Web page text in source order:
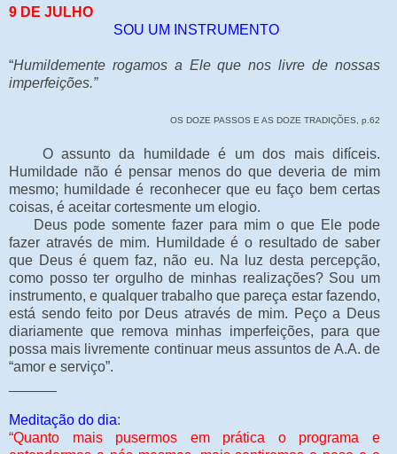
9 DE JULHO
SOU UM INSTRUMENTO
“Humildemente rogamos a Ele que nos livre de nossas
imperfeições.”
OS DOZE PASSOS E AS DOZE TRADIÇÕES, p.62
O assunto da humildade é um dos mais difíceis.
Humildade não é pensar menos do que deveria de mim
mesmo; humildade é reconhecer que eu faço bem certas
coisas, é aceitar cortesmente um elogio.
Deus pode somente fazer para mim o que Ele pode
fazer através de mim. Humildade é o resultado de saber
que Deus é quem faz, não eu. Na luz desta percepção,
como posso ter orgulho de minhas realizações? Sou um
instrumento, e qualquer trabalho que pareça estar fazendo,
está sendo feito por Deus através de mim. Peço a Deus
diariamente que remova minhas imperfeições, para que
possa mais livremente continuar meus assuntos de A.A. de
“amor e serviço”.
Meditação do dia:
“Quanto mais pusermos em prática o programa e